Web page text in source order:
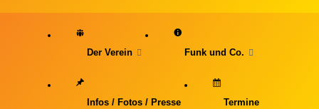
Der Verein Funk und Co.
Infos / Fotos / Presse Termine